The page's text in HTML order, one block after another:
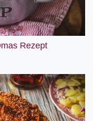
Rezept